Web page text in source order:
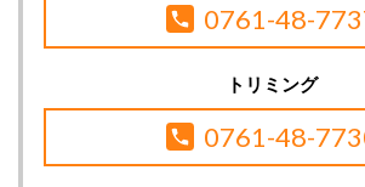
0761-48-
トリミング
0761-48-